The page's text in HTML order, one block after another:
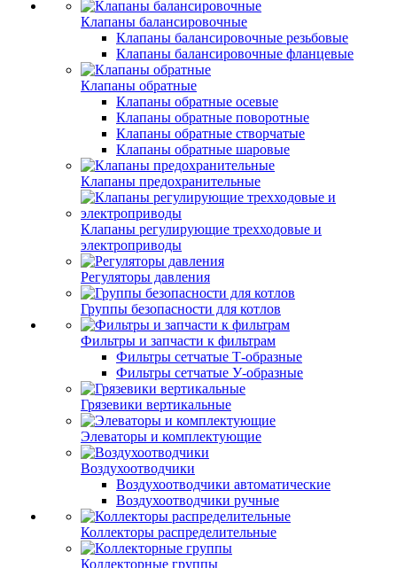
Клапаны балансировочные
Клапаны балансировочные резьбовые
Клапаны балансировочные фланцевые
Клапаны обратные
Клапаны обратные осевые
Клапаны обратные поворотные
Клапаны обратные створчатые
Клапаны обратные шаровые
Клапаны предохранительные
Клапаны регулирующие трехходовые и
электроприводы
Регуляторы давления
Группы безопасности для котлов
Фильтры и запчасти к фильтрам
Фильтры сетчатые Т-образные
Фильтры сетчатые У-образные
Грязевики вертикальные
Элеваторы и комплектующие
Воздухоотводчики
Воздухоотводчики автоматические
Воздухоотводчики ручные
Коллекторы распределительные
Коллекторные группы